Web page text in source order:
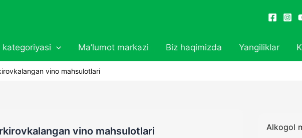
Ma’lumot markazi Biz haqimizda Yangiliklar
vino mahsulotlari
vino mahsulotlari
Alkogol